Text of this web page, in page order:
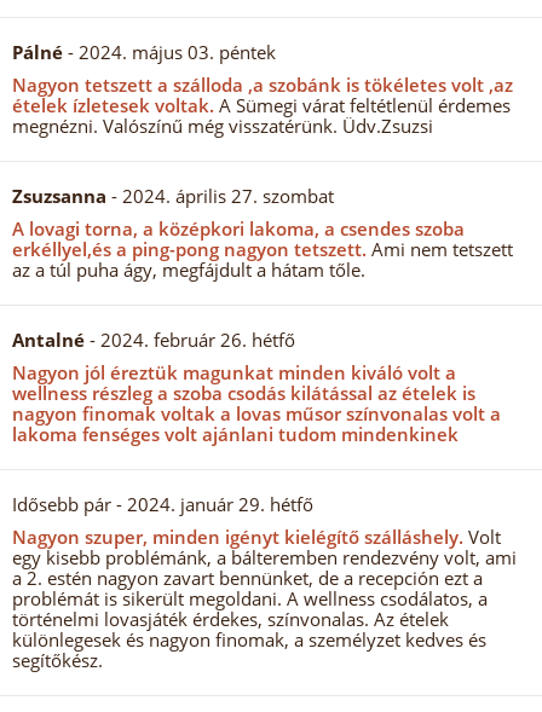
Pálné - 2024. május 03. péntek
Nagyon tetszett a szálloda ,a szobánk is tökéletes volt ,az
ételek ízletesek voltak. A Sümegi várat feltétlenül érdemes
megnézni. Valószínű még visszatérünk. Üdv.Zsuzsi
Zsuzsanna - 2024. április 27. szombat
A lovagi torna, a középkori lakoma, a csendes szoba
erkéllyel,és a ping-pong nagyon tetszett. Ami nem tetszett
az a túl puha ágy, megfájdult a hátam tőle.
Antalné - 2024. február 26. hétfő
Nagyon jól éreztük magunkat minden kiváló volt a
wellness részleg a szoba csodás kilátással az ételek is
nagyon finomak voltak a lovas műsor színvonalas volt a
lakoma fenséges volt ajánlani tudom mindenkinek
Idősebb pár - 2024. január 29. hétfő
Nagyon szuper, minden igényt kielégítő szálláshely. Volt
egy kisebb problémánk, a bálteremben rendezvény volt, ami
a 2. estén nagyon zavart bennünket, de a recepción ezt a
problémát is sikerült megoldani. A wellness csodálatos, a
történelmi lovasjáték érdekes, színvonalas. Az ételek
különlegesek és nagyon finomak, a személyzet kedves és
segítőkész.